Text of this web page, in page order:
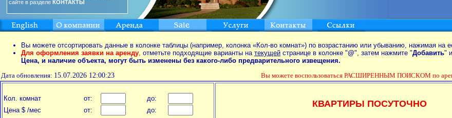
сайте в разделе КОНТАКТЫ
Вы можете отсортировать данные в колонке таблицы (например, колонка «Кол-во комнат») по возрастанию или убыванию, нажимая на
Для оформления заявки на аренду, отметьте подходящие варианты на текущей странице в колонке "@", затем нажмите "Добавить"
Цена, и наличие объекта, могут быть изменены без какого-либо предварительного извещения.
Дата обновления: 15.07.2026 12:00:23 Вы можете воспользоваться РАСШИРЕННЫМ ПОИСКОМ по
Кол. комнат от:
до:
Цена $ /мес
от: до:
КВАРТИРЫ ПОСУТОЧНО